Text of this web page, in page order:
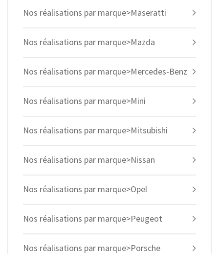
Nos réalisations par marque>Maseratti
Nos réalisations par marque>Mazda
Nos réalisations par marque>Mercedes-Benz
Nos réalisations par marque>Mini
Nos réalisations par marque>Mitsubishi
Nos réalisations par marque>Nissan
Nos réalisations par marque>Opel
Nos réalisations par marque>Peugeot
Nos réalisations par marque>Porsche